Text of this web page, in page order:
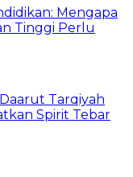
Mengapa
Tinggi Perlu
Tarqiyah
Spirit Tebar